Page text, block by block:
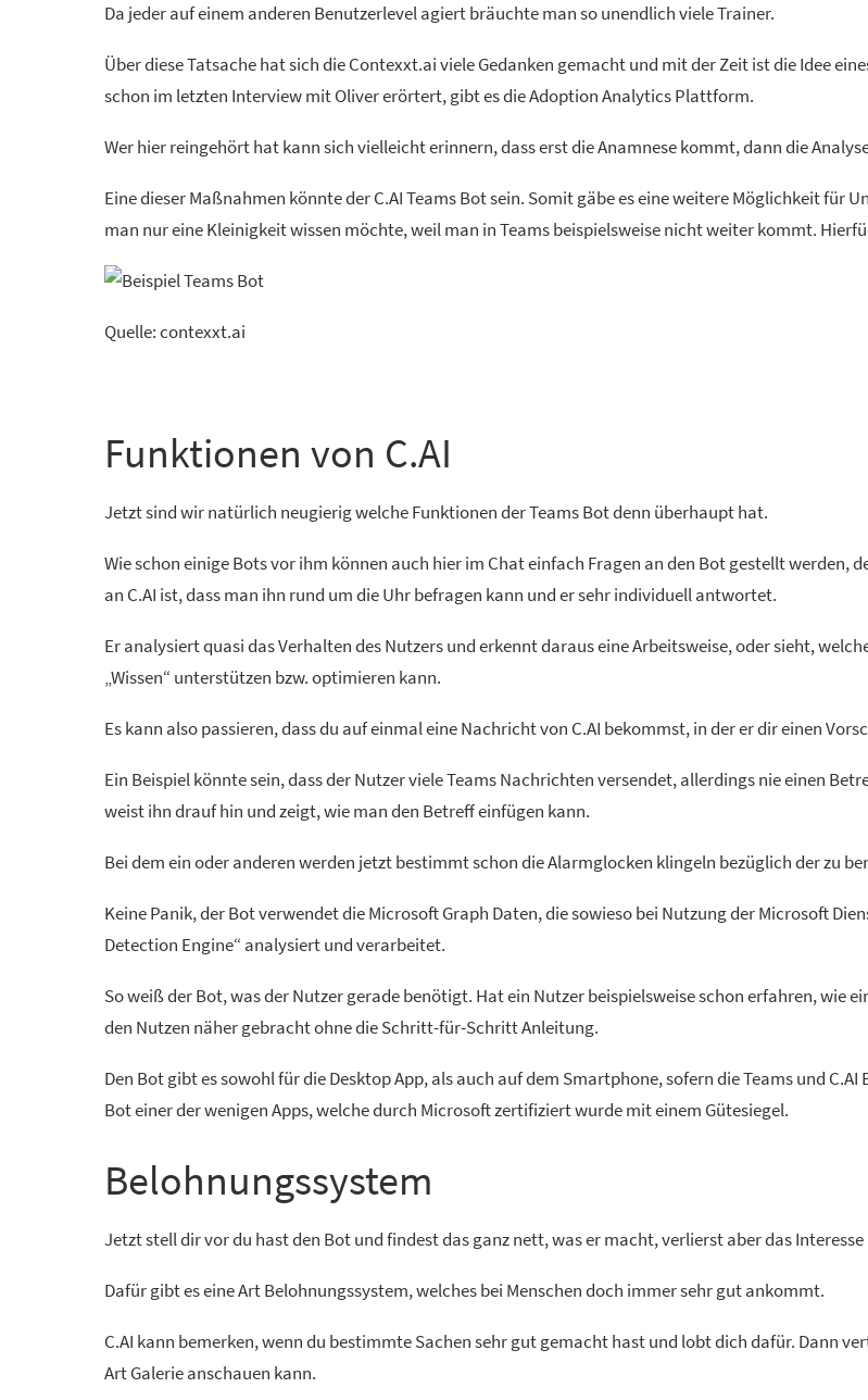
Da jeder auf einem anderen Benutzerlevel agiert bräuchte man so unendlich viele Trainer.
Über diese Tatsache hat sich die Contexxt.ai viele Gedanken gemacht und mit der Zeit ist die Idee
schon im letzten Interview mit Oliver erörtert, gibt es die Adoption Analytics Plattform.
Wer hier reingehört hat kann sich vielleicht erinnern, dass erst die Anamnese kommt, dann die
Eine dieser Maßnahmen könnte der C.AI Teams Bot sein. Somit gäbe es eine weitere Möglichkeit für
man nur eine Kleinigkeit wissen möchte, weil man in Teams beispielsweise nicht weiter kommt.
Quelle: contexxt.ai
Funktionen von C.AI
Jetzt sind wir natürlich neugierig welche Funktionen der Teams Bot denn überhaupt hat.
Wie schon einige Bots vor ihm können auch hier im Chat einfach Fragen an den Bot gestellt werden,
an C.AI ist, dass man ihn rund um die Uhr befragen kann und er sehr individuell antwortet.
Er analysiert quasi das Verhalten des Nutzers und erkennt daraus eine Arbeitsweise, oder sieht,
„Wissen“ unterstützen bzw. optimieren kann.
Es kann also passieren, dass du auf einmal eine Nachricht von C.AI bekommst, in der er dir einen
Ein Beispiel könnte sein, dass der Nutzer viele Teams Nachrichten versendet, allerdings nie einen
weist ihn drauf hin und zeigt, wie man den Betreff einfügen kann.
Bei dem ein oder anderen werden jetzt bestimmt schon die Alarmglocken klingeln bezüglich der zu
Keine Panik, der Bot verwendet die Microsoft Graph Daten, die sowieso bei Nutzung der Microsoft
Detection Engine“ analysiert und verarbeitet.
So weiß der Bot, was der Nutzer gerade benötigt. Hat ein Nutzer beispielsweise schon erfahren, wie
den Nutzen näher gebracht ohne die Schritt-für-Schritt Anleitung.
Den Bot gibt es sowohl für die Desktop App, als auch auf dem Smartphone, sofern die Teams und
Bot einer der wenigen Apps, welche durch Microsoft zertifiziert wurde mit einem Gütesiegel.
Belohnungssystem
Jetzt stell dir vor du hast den Bot und findest das ganz nett, was er macht, verlierst aber das
Dafür gibt es eine Art Belohnungssystem, welches bei Menschen doch immer sehr gut ankommt.
C.AI kann bemerken, wenn du bestimmte Sachen sehr gut gemacht hast und lobt dich dafür. Dann
Art Galerie anschauen kann.